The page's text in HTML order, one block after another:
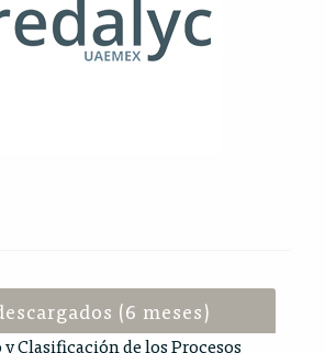
(6 meses)
Clasificación de los Procesos